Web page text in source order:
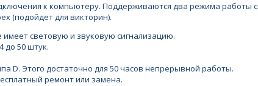
к компьютеру. Поддерживаются два режима работы
(подойдет для викторин).
световую и звуковую сигнализацию.
до 50 штук.
D. Этого достаточно для 50 часов непрерывной работы.
ремонт или замена.